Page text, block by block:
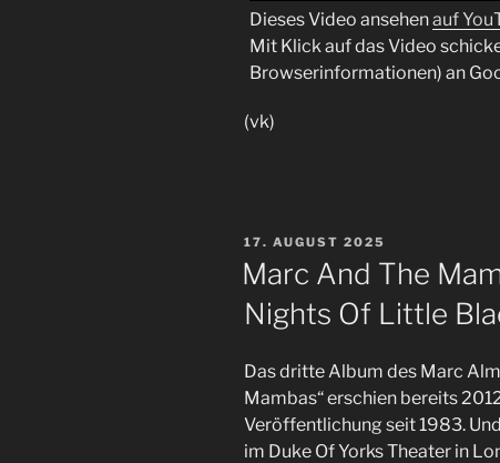
Dieses Video ansehenauf
Mit Klick auf das Video
Browserinformationen) an
(vk)
VERÖFFENTLICHT
17. AUGUST 2025
Marc And The
Nights Of Little
Das dritte Album des Marc
Mambas“ erschien bereits
Veröffentlichung seit 1983.
im Duke Of Yorks Theater in